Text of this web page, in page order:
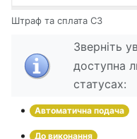
Штраф та сплата СЗ
Зверніть
доступна
статусах:
Автоматична подача
До виконання